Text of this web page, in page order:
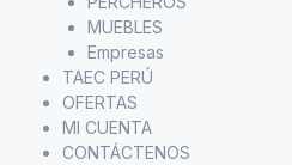
MUEBLES
Empresas
TAEC PERÚ
OFERTAS
MI CUENTA
CONTÁCTENOS